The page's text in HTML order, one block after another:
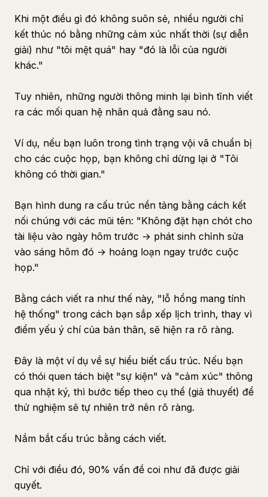
Khi một điều gì đó không suôn sẻ, nhiều người chỉ
kết thúc nó bằng những cảm xúc nhất thời (sự diễn
giải) như "tôi mệt quá" hay "đó là lỗi của người
khác."
Tuy nhiên, những người thông minh lại bình tĩnh viết
ra các mối quan hệ nhân quả đằng sau nó.
Ví dụ, nếu bạn luôn trong tình trạng vội vã chuẩn bị
cho các cuộc họp, bạn không chỉ dừng lại ở "Tôi
không có thời gian."
Bạn hình dung ra cấu trúc nền tảng bằng cách kết
nối chúng với các mũi tên: "Không đặt hạn chót cho
tài liệu vào ngày hôm trước → phát sinh chỉnh sửa
vào sáng hôm đó → hoảng loạn ngay trước cuộc
họp."
Bằng cách viết ra như thế này, "lỗ hổng mang tính
hệ thống" trong cách bạn sắp xếp lịch trình, thay vì
điểm yếu ý chí của bản thân, sẽ hiện ra rõ ràng.
Đây là một ví dụ về sự hiểu biết cấu trúc. Nếu bạn
có thói quen tách biệt "sự kiện" và "cảm xúc" thông
qua nhật ký, thì bước tiếp theo cụ thể (giả thuyết) để
thử nghiệm sẽ tự nhiên trở nên rõ ràng.
Nắm bắt cấu trúc bằng cách viết.
Chỉ với điều đó, 90% vấn đề coi như đã được giải
quyết.